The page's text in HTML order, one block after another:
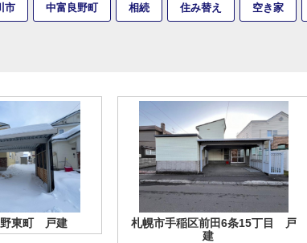
市 中富良野町 相続 住み替え 空き家
野東町 戸建
札幌市手稲区前田6条15丁目 戸
建